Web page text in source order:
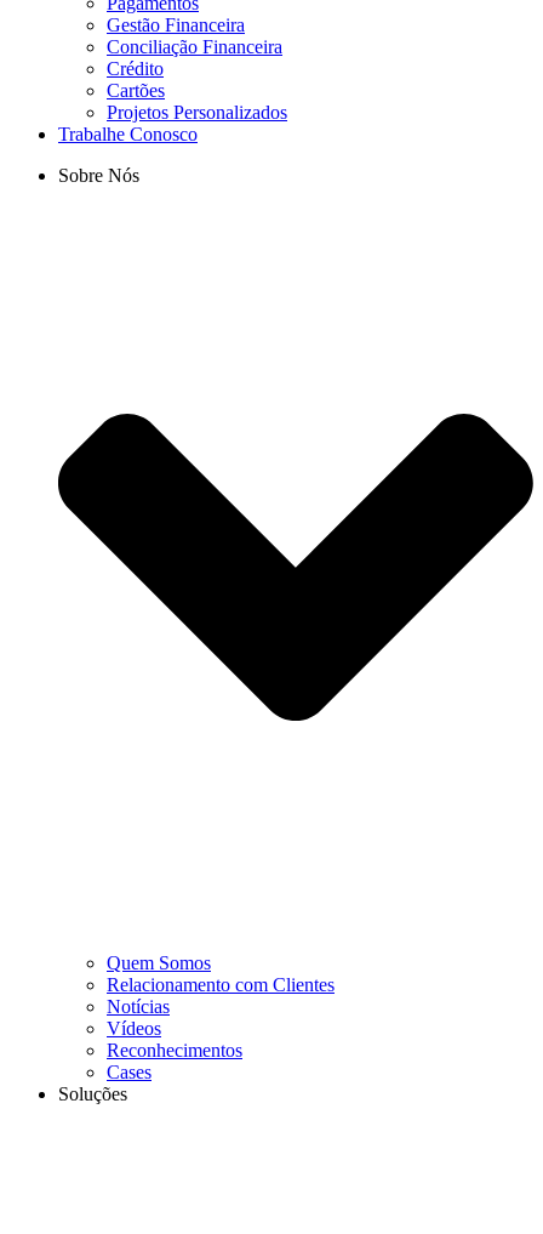
Gestão Financeira
Conciliação Financeira
Crédito
Cartões
Projetos Personalizados
Trabalhe Conosco
Sobre Nós
Quem Somos
Relacionamento com Clientes
Notícias
Vídeos
Reconhecimentos
Cases
Soluções